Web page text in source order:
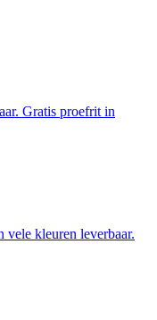
Gratis proefrit in
vele kleuren leverbaar.